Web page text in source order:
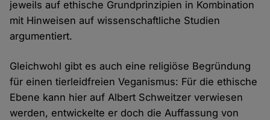
jeweils auf ethische Grundprinzipien in Kombination
mit Hinweisen auf wissenschaftliche Studien
argumentiert.
Gleichwohl gibt es auch eine religiöse Begründung
für einen tierleidfreien Veganismus: Für die ethische
Ebene kann hier auf Albert Schweitzer verwiesen
werden, entwickelte er doch die Auffassung von